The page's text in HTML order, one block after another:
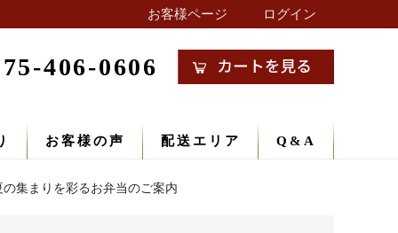
お客様ページ ログイン
406-0606
お客様の声 配送エリア Q&A
の集まりを彩るお弁当のご案内